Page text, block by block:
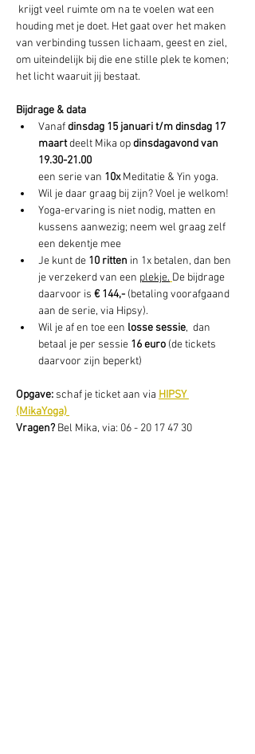
krijgt veel ruimte om na te voelen wat een
houding met je doet. Het gaat over het maken
van verbinding tussen lichaam, geest en ziel,
om uiteindelijk bij die ene stille plek te komen;
het licht waaruit jij bestaat.
Bijdrage & data
Vanaf dinsdag 15 januari t/m dinsdag 17
maart deelt Mika op dinsdagavond van
19.30-21.00
een serie van 10x Meditatie & Yin yoga.
Wil je daar graag bij zijn? Voel je welkom!
Yoga-ervaring is niet nodig, matten en
kussens aanwezig; neem wel graag zelf
een dekentje mee
Je kunt de 10 ritten in 1x betalen, dan ben
je verzekerd van een plekje. De bijdrage
daarvoor is € 144,- (betaling voorafgaand
aan de serie, via Hipsy).
Wil je af en toe een losse sessie,  dan
betaal je per sessie 16 euro (de tickets
daarvoor zijn beperkt)
Opgave: schaf je ticket aan via HIPSY
(MikaYoga)
Vragen? Bel Mika, via: 06 - 20 17 47 30